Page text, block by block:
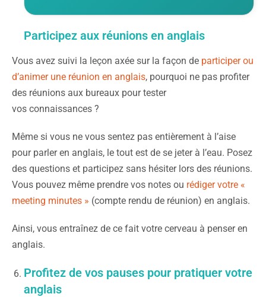
Participez aux réunions en anglais
Vous avez suivi la leçon axée sur la façon de participer ou
d’animer une réunion en anglais, pourquoi ne pas profiter
des réunions aux bureaux pour tester
vos connaissances ?
Même si vous ne vous sentez pas entièrement à l’aise
pour parler en anglais, le tout est de se jeter à l’eau. Posez
des questions et participez sans hésiter lors des réunions.
Vous pouvez même prendre vos notes ou rédiger votre «
meeting minutes » (compte rendu de réunion) en anglais.
Ainsi, vous entraînez de ce fait votre cerveau à penser en
anglais.
Profitez de vos pauses pour pratiquer votre
anglais